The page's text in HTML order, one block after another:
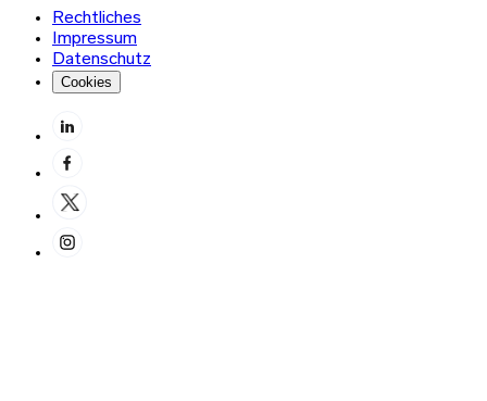
Rechtliches
Impressum
Datenschutz
Cookies